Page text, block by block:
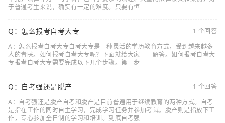
于普通考生来说，确实有一定的难度。只要有恒
Q：怎么报考自考大专
1 个回答
A：怎么报考自考大专自考大专是一种灵活的学历教育方式，受到越来越多
人的青睐。如何报考自考大专呢？下面就给大家一一解答。如何报考自考大
专报考自考大专需要完成以下几个步骤。第一步
Q：自考强还是脱产
1 个回答
A：自考强还是脱产自考和脱产是目前普遍用于继续教育的两种方式。自考
是指在工作的同时自主学习，完成学习任务并参加考试。脱产则是指放下工
作，专心参加全日制的学习和培训。到底自考强